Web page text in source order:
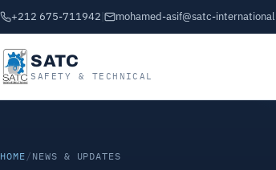
+212 675-711942 mohamed-asif@satc-
SATC
SAFETY & TECHNICAL
HOME / NEWS & UPDATES